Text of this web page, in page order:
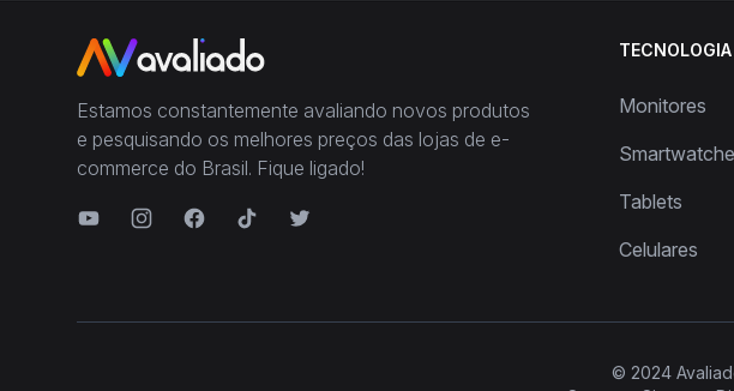
Estamos constantemente avaliando novos produtos
e pesquisando os melhores preços das lojas de e-
commerce do Brasil. Fique ligado!
TECNOLOGIA
Monitores
Tablets
Celulares
© 2024